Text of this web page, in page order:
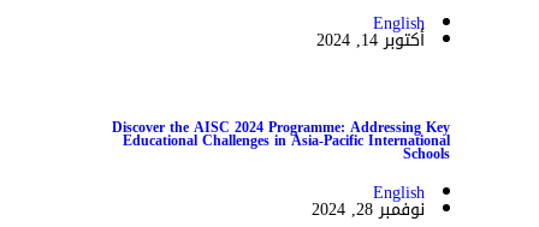
English
أكتوبر 14, 2024
Discover the AISC 2024 Programme: Addressing Key
Educational Challenges in Asia-Pacific International
Schools
English
نوفمبر 28, 2024